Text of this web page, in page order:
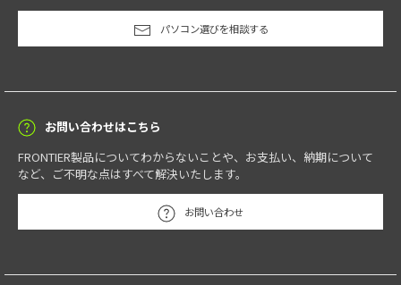
パソコン選びを相談する
お問い合わせはこちら
FRONTIER製品についてわからないことや、お支払い、納期について
など、ご不明な点はすべて解決いたします。
お問い合わせ